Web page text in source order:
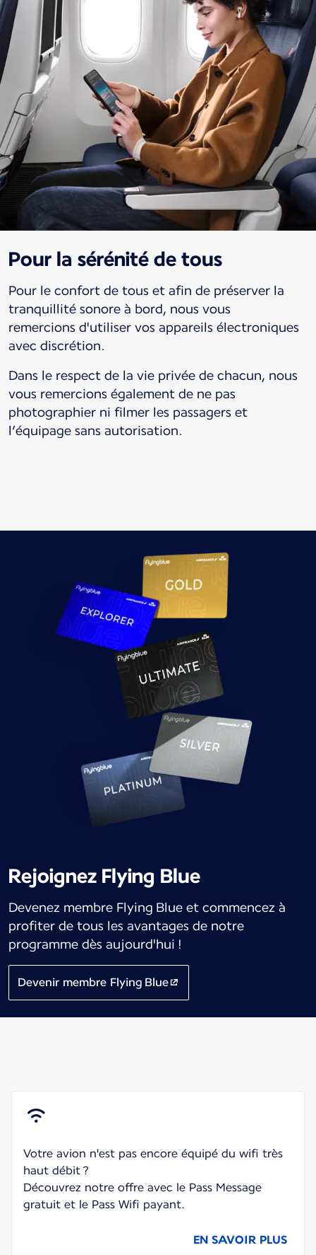
Pour la sérénité de tous
Pour le confort de tous et afin de préserver la
tranquillité sonore à bord, nous vous
remercions d'utiliser vos appareils électroniques
avec discrétion.
Dans le respect de la vie privée de chacun, nous
vous remercions également de ne pas
photographier ni filmer les passagers et
l’équipage sans autorisation.
Rejoignez Flying Blue
Devenez membre Flying Blue et commencez à
profiter de tous les avantages de notre
programme dès aujourd'hui !
Devenir membre Flying Blue
Votre avion n'est pas encore équipé du wifi très
haut débit ?
Découvrez notre offre avec le Pass Message
gratuit et le Pass Wifi payant.
EN SAVOIR PLUS